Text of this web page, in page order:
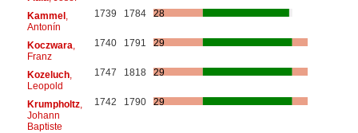
Kammel,
Antonín
1739 1784 28
Koczwara
Franz
1740 1791 29
Kozeluch,
Leopold
1747 1818 29
Krumpholtz,
Johann
Baptiste
1742 1790 29